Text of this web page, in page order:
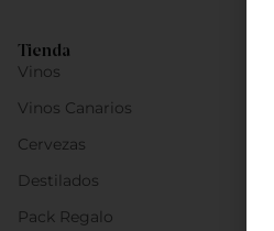
Tienda
Vinos
Vinos Canarios
Cervezas
Destilados
Pack Regalo